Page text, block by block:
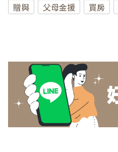
贈與 父母金援 買房